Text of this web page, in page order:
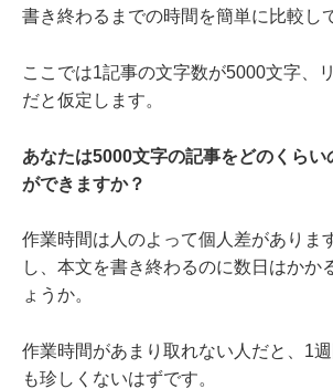
書き終わるまでの時間を簡単に比較し
ここでは1記事の文字数が5000文字、
だと仮定します。
あなたは5000文字の記事をどのくらい
ができますか？
作業時間は人のよって個人差がありま
し、本文を書き終わるのに数日はかか
ょうか。
作業時間があまり取れない人だと、1
も珍しくないはずです。